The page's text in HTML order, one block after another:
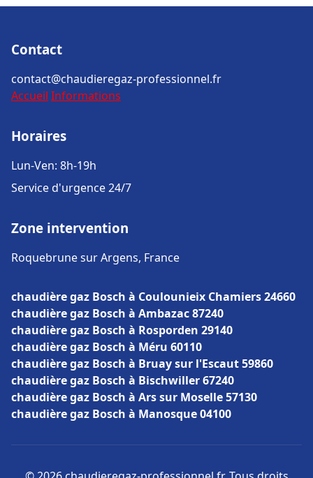
Contact
contact@chaudieregaz-professionnel.fr
Accueil Informations
Horaires
Lun-Ven: 8h-19h
Service d'urgence 24/7
Zone intervention
Roquebrune sur Argens, France
chaudière gaz Bosch à Coulounieix Chamiers 24660
chaudière gaz Bosch à Ambazac 87240
chaudière gaz Bosch à Rosporden 29140
chaudière gaz Bosch à Méru 60110
chaudière gaz Bosch à Bruay sur l'Escaut 59860
chaudière gaz Bosch à Bischwiller 67240
chaudière gaz Bosch à Ars sur Moselle 57130
chaudière gaz Bosch à Manosque 04100